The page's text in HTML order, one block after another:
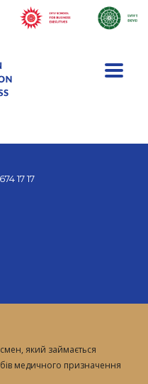
17 17
який займається
медичного призначення